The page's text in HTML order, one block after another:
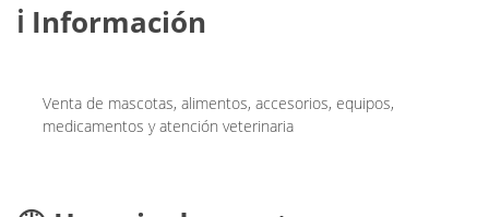
ℹ️ Información
Venta de mascotas, alimentos, accesorios, equipos,
medicamentos y atención veterinaria